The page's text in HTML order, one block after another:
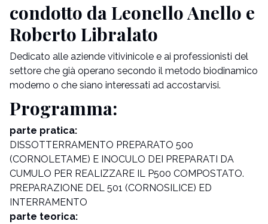
condotto da Leonello Anello e
Roberto Libralato
Dedicato alle aziende vitivinicole e ai professionisti del
settore che già operano secondo il metodo biodinamico
moderno o che siano interessati ad accostarvisi.
Programma:
parte pratica:
DISSOTTERRAMENTO PREPARATO 500
(CORNOLETAME) E INOCULO DEI PREPARATI DA
CUMULO PER REALIZZARE IL P500 COMPOSTATO.
PREPARAZIONE DEL 501 (CORNOSILICE) ED
INTERRAMENTO
parte teorica: